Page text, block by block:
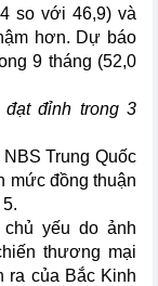
so với 46,9) và
hơn. Dự báo
9 tháng (52,0
đạt đỉnh trong 3
Trung Quốc
mức đồng thuận
yếu do ảnh
thương mại
ra của Bắc Kinh